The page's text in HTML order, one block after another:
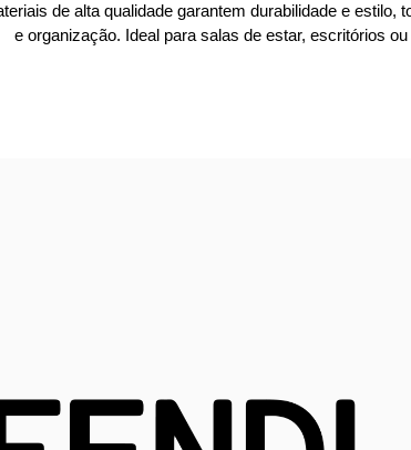
de alta qualidade garantem durabilidade e
e organização. Ideal para salas de estar, escritórios